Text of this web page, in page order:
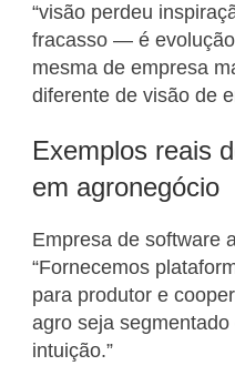
“visão perdeu
fracasso — é
mesma de empresa
diferente de visão de
Exemplos reais
em agronegócio
Empresa de software
“Fornecemos
para produtor e
agro seja
intuição.”